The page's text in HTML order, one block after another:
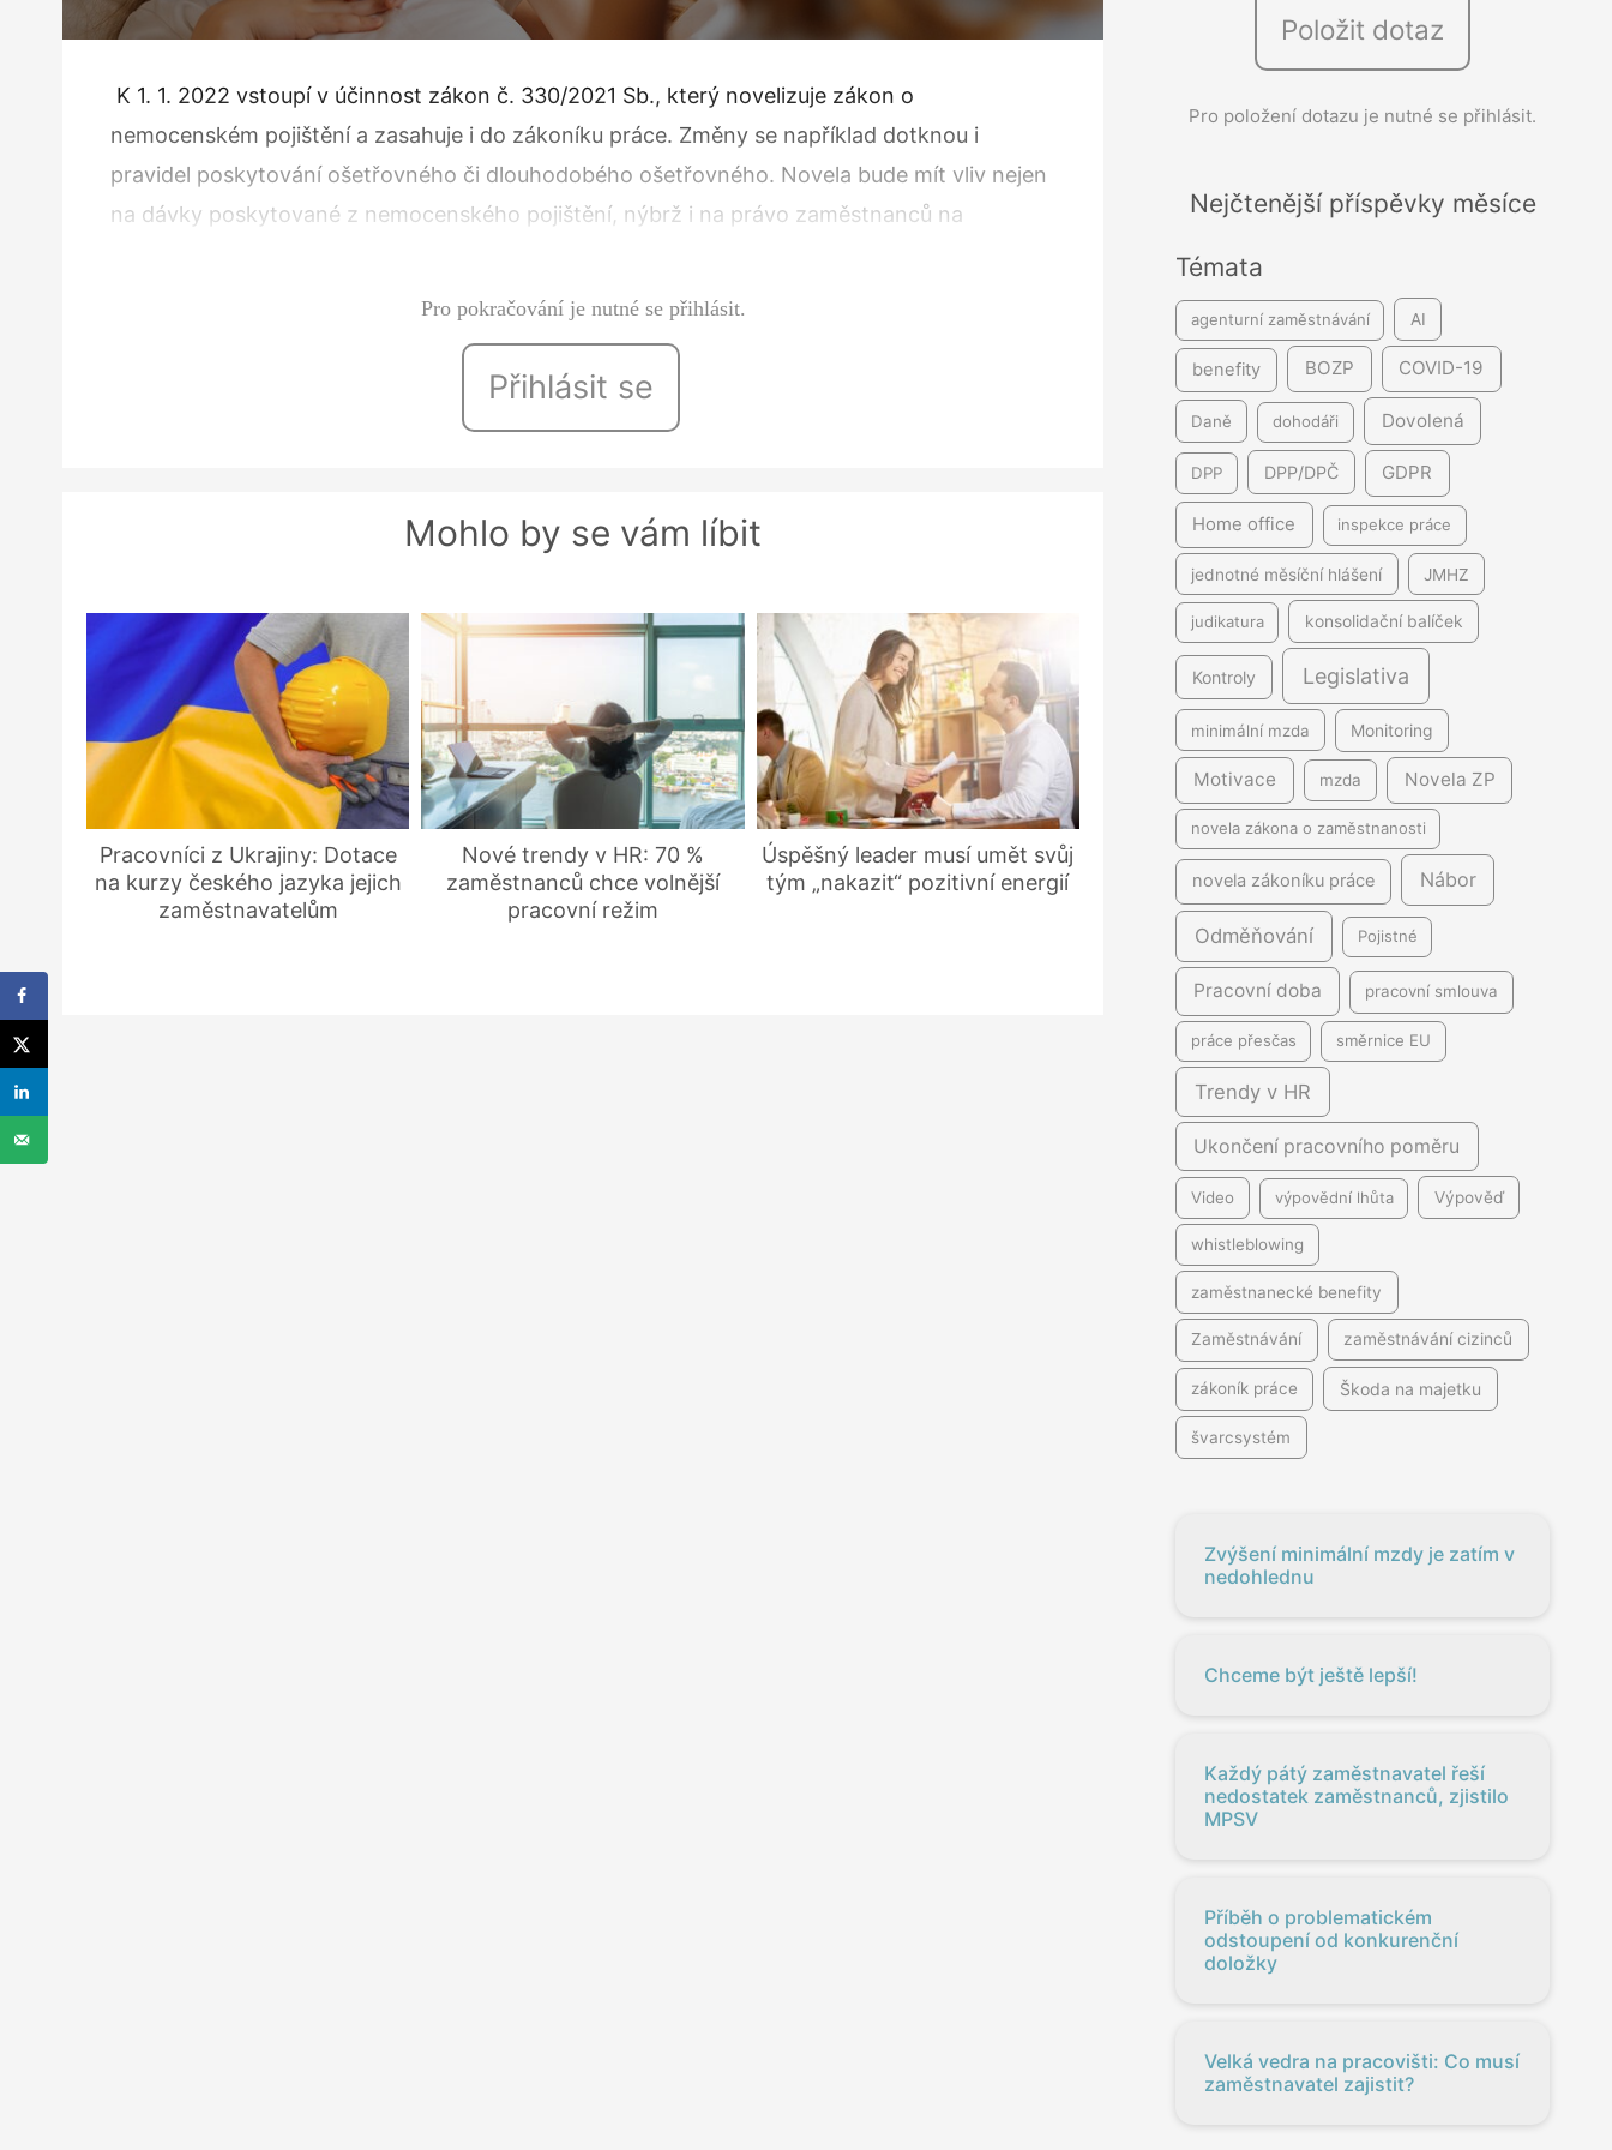
K 1. 1. 2022 vstoupí v účinnost zá­kon č. 330/2021 Sb., který nove­lizuje zákon o
nemocenském pojištění a zasahuje i do zákoníku prá­ce. Změny se například do­tknou i
pravidel poskytování ošetřovné­ho či dlouhodobého ošetřovného. Novela bude mít vliv nejen
na dávky poskyto­vané z nemocenského pojištění, nýbrž i na právo zaměstnanců na
Pro pokračování je nutné se přihlásit.
Přihlásit se
Mohlo by se vám líbit
Pracovníci z Ukrajiny: Dotace
na kurzy českého jazyka jejich
zaměstnavatelům
Nové trendy v HR: 70 %
zaměstnanců chce volnější
pracovní režim
Úspěšný leader musí umět svůj
tým „nakazit“ pozitivní energií
Položit dotaz
Pro položení dotazu je nutné se přihlásit.
Nejčtenější příspěvky měsíce
Témata
agenturní zaměstnávání AI
benefity BOZP COVID-19
Daně dohodáři Dovolená
DPP DPP/DPČ GDPR
Home office inspekce práce
jednotné měsíční hlášení JMHZ
judikatura konsolidační balíček
Kontroly Legislativa
minimální mzda Monitoring
Motivace mzda Novela ZP
novela zákona o zaměstnanosti
novela zákoníku práce Nábor
Odměňování Pojistné
Pracovní doba pracovní smlouva
práce přesčas směrnice EU
Trendy v HR
Ukončení pracovního poměru
Video výpovědní lhůta Výpověď
whistleblowing
zaměstnanecké benefity
Zaměstnávání zaměstnávání cizinců
zákoník práce Škoda na majetku
švarcsystém
Zvýšení minimální mzdy je zatím v
nedohlednu
Chceme být ještě lepší!
Každý pátý zaměstnavatel řeší
nedostatek zaměstnanců, zjistilo
MPSV
Příběh o problematickém
odstoupení od konkurenční
doložky
Velká vedra na pracovišti: Co musí
zaměstnavatel zajistit?